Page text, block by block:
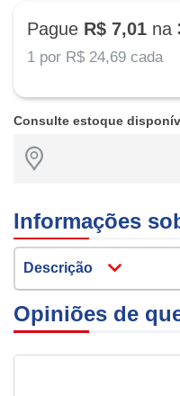
Pague R$ 7,01 na
1 por R$ 24,69 cada
Consulte estoque
Informações
Descrição
Opiniões de